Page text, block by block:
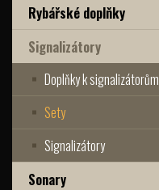
Rybářské doplňky
Signalizátory
Doplňky k signalizátorům
Sety
Signalizátory
Sonary